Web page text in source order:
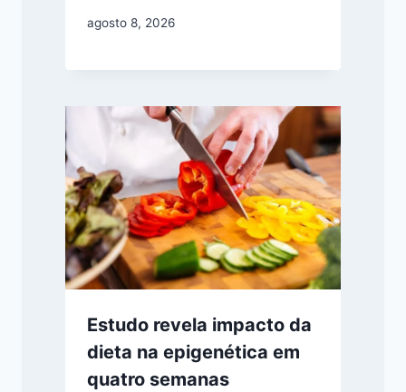
agosto 8, 2026
Estudo revela impacto da
dieta na epigenética em
quatro semanas